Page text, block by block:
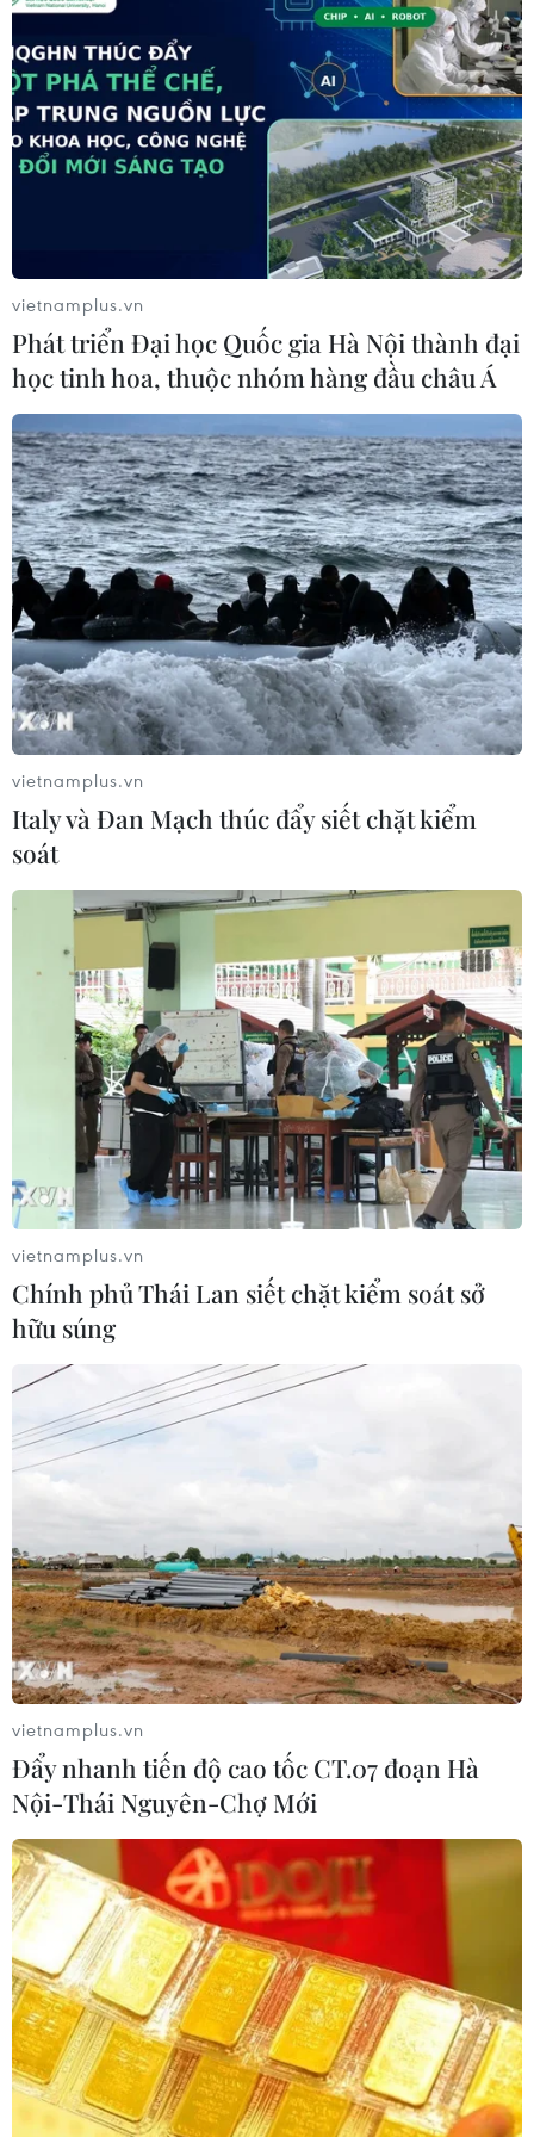
vietnamplus.vn
Phát triển Đại học Quốc gia Hà Nội thành đại
học tinh hoa, thuộc nhóm hàng đầu châu Á
vietnamplus.vn
Italy và Đan Mạch thúc đẩy siết chặt kiểm
soát
vietnamplus.vn
Chính phủ Thái Lan siết chặt kiểm soát sở
hữu súng
vietnamplus.vn
Đẩy nhanh tiến độ cao tốc CT.07 đoạn Hà
Nội-Thái Nguyên-Chợ Mới